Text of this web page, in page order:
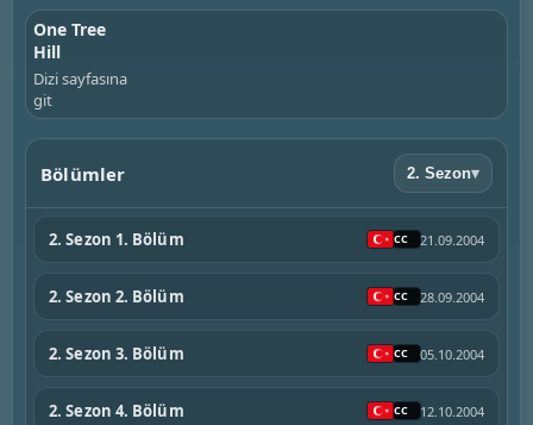
One Tree
Hill
Dizi sayfasına
git
Bölümler 2. Sezon▾
2. Sezon 1. Bölüm 21.09.2004
2. Sezon 2. Bölüm 28.09.2004
2. Sezon 3. Bölüm 05.10.2004
2. Sezon 4. Bölüm 12.10.2004